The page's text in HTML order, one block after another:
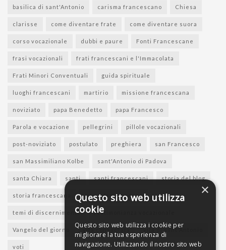
basilica di sant'Antonio carisma francescano Chiesa
clarisse come diventare frate come diventare suora
corso vocazionale dubbi e paure Fonti Francescane
frasi vocazionali frati francescani e l'Immacolata
Frati Minori Conventuali guida spirituale
luoghi francescani martirio missione francescana
noviziato papa Benedetto papa Francesco
Parola e vocazione pellegrini pillole vocazionali
post-noviziato postulato preghiera san Francesco
san Massimiliano Kolbe sant'Antonio di Padova
santa Chiara santi santi francescani storia del blog
storia francescana suore francescane
temi di discernimento testimonianza vocazionale
Vangelo del giorno vita di sant'Antonio
voti
×
Questo sito web utilizza
cookie
Questo sito web utilizza i cookie per
migliorare la tua esperienza di
navigazione. Utilizzando il nostro sito web